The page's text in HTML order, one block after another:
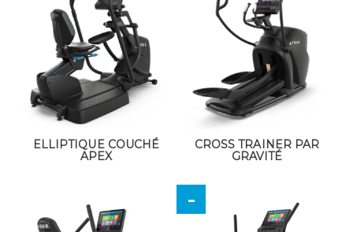
ELLIPTIQUE COUCHÉ
APEX
CROSS TRAINER PAR
GRAVITÉ